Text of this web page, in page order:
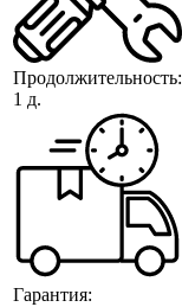
Продолжительность:
1 д.
Гарантия: